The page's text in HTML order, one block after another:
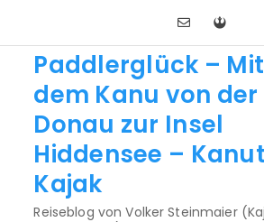
contentPaddlerglück – Mit
dem Kanu von der
Donau zur Insel
Hiddensee –
Kajak
Reiseblog von Volker Steinmaier